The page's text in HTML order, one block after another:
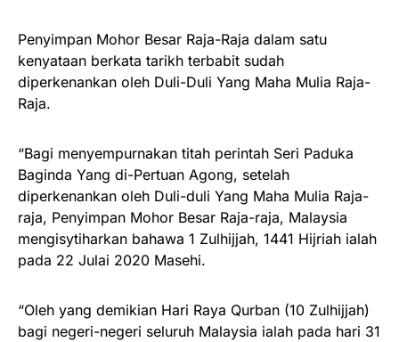
Penyimpan Mohor Besar Raja-Raja dalam satu
kenyataan berkata tarikh terbabit sudah
diperkenankan oleh Duli-Duli Yang Maha Mulia Raja-
Raja.
“Bagi menyempurnakan titah perintah Seri Paduka
Baginda Yang di-Pertuan Agong, setelah
diperkenankan oleh Duli-duli Yang Maha Mulia Raja-
raja, Penyimpan Mohor Besar Raja-raja, Malaysia
mengisytiharkan bahawa 1 Zulhijjah, 1441 Hijriah ialah
pada 22 Julai 2020 Masehi.
“Oleh yang demikian Hari Raya Qurban (10 Zulhijjah)
bagi negeri-negeri seluruh Malaysia ialah pada hari 31